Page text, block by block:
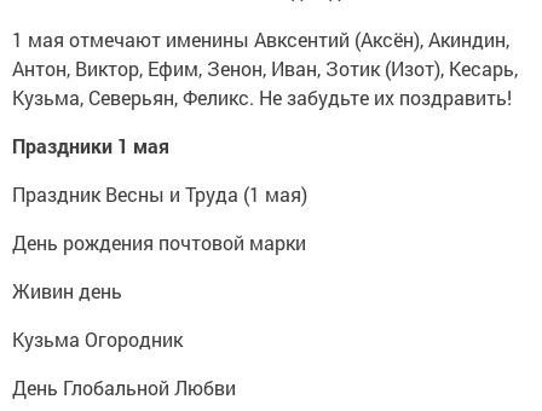
1 мая отмечают именины Авксентий (Аксён), Акиндин,
Антон, Виктор, Ефим, Зенон, Иван, Зотик (Изот), Кесарь,
Кузьма, Северьян, Феликс. Не забудьте их поздравить!
Праздники 1 мая
Праздник Весны и Труда (1 мая)
День рождения почтовой марки
Живин день
Кузьма Огородник
День Глобальной Любви